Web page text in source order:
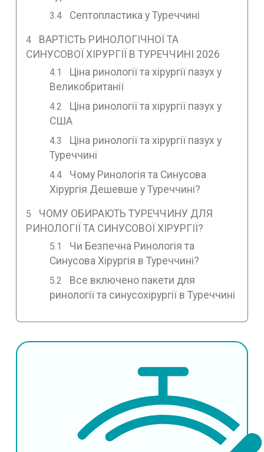
Септопластика у Туреччині
ВАРТІСТЬ РИНОЛОГІЧНОЇ ТА
СИНУСОВОЇ ХІРУРГІЇ В ТУРЕЧЧИНІ 2026
Ціна ринології та хірургії пазух у
Великобританії
Ціна ринології та хірургії пазух у
США
Ціна ринології та хірургії пазух у
Туреччині
Чому Ринологія та Синусова
Хірургія Дешевше у Туреччині?
ЧОМУ ОБИРАЮТЬ ТУРЕЧЧИНУ ДЛЯ
РИНОЛОГІЇ ТА СИНУСОВОЇ ХІРУРГІЇ?
Чи Безпечна Ринологія та
Синусова Хірургія в Туреччині?
Все включено пакети для
ринології та синусохірургії в Туреччині